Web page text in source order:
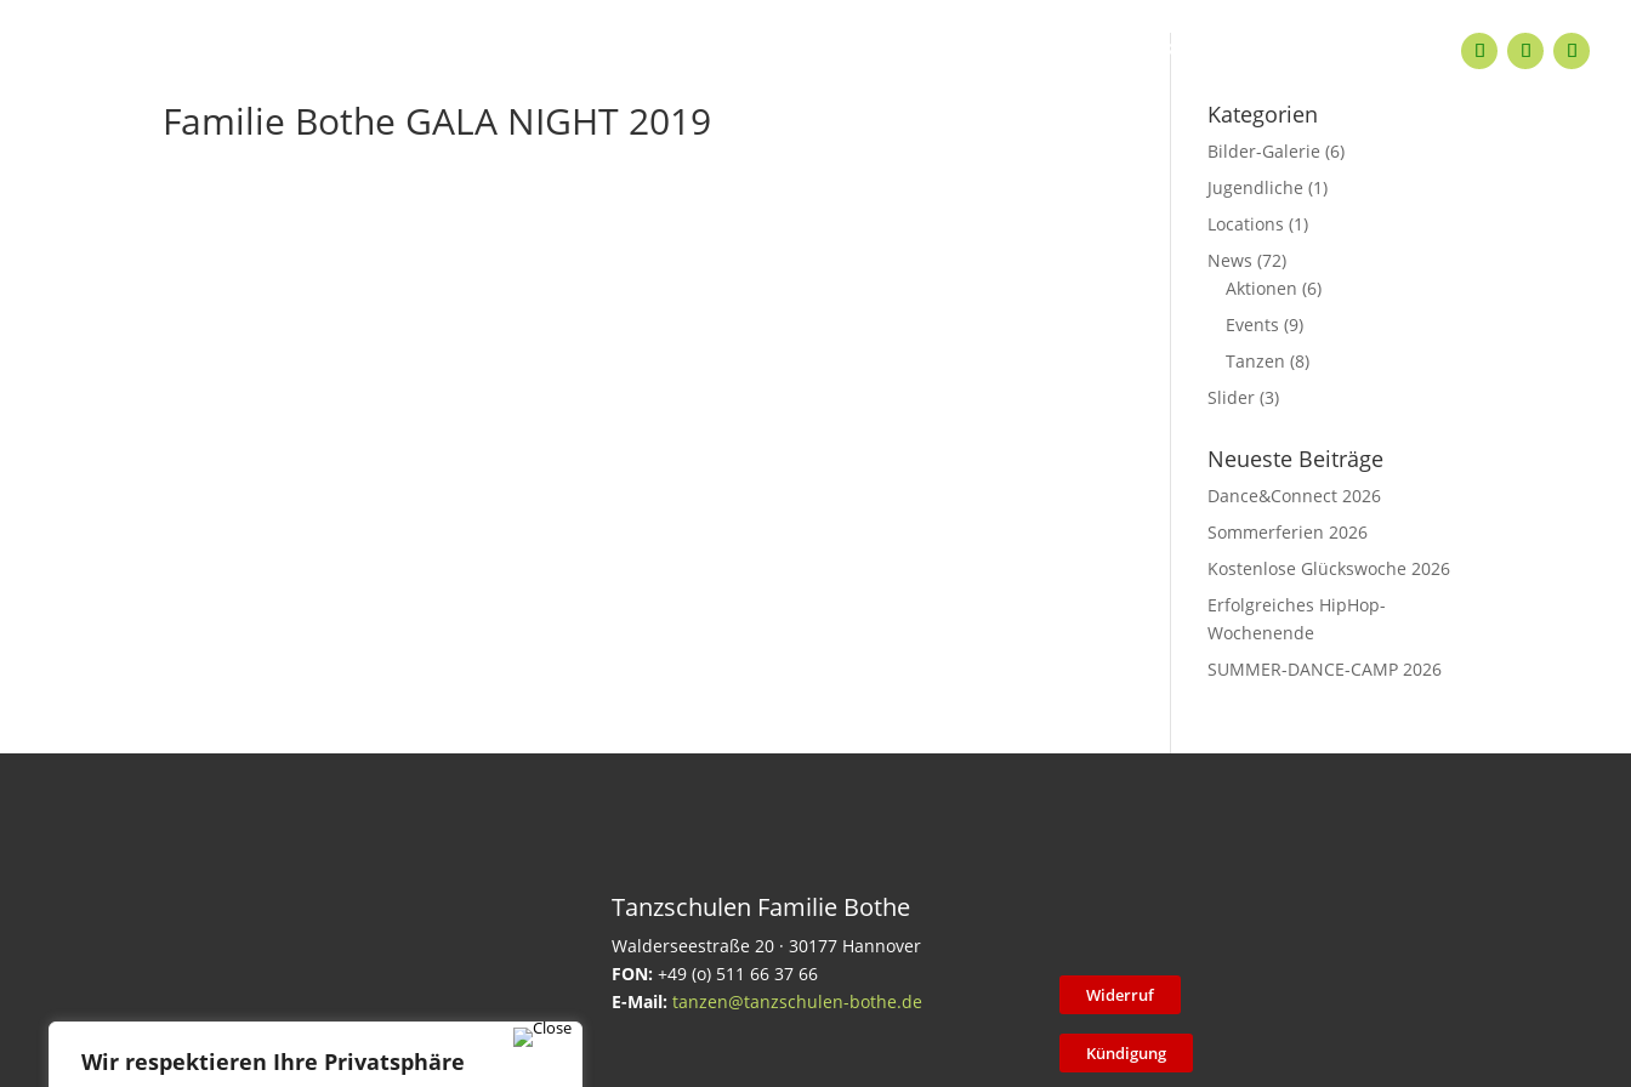
Wir respektieren Ihre Privatsphäre
KONTAKT
Familie Bothe GALA NIGHT 2019 Kategorien
Bilder-Galerie (6)
Jugendliche (1)
Locations (1)
News (72)
Aktionen (6)
Events (9)
Tanzen (8)
Slider(3)
Neueste Beiträge
Dance&Connect 2026
Sommerferien 2026
Kostenlose Glückswoche 2026
Erfolgreiches HipHop-
Wochenende
SUMMER-DANCE-CAMP 2026
Tanzschulen Familie Bothe
Walderseestraße 20 · 30177 Hannover
FON: +49 (o) 511 66 37 66
E-Mail: tanzen@tanzschulen-bothe.de Widerruf
Kündigung